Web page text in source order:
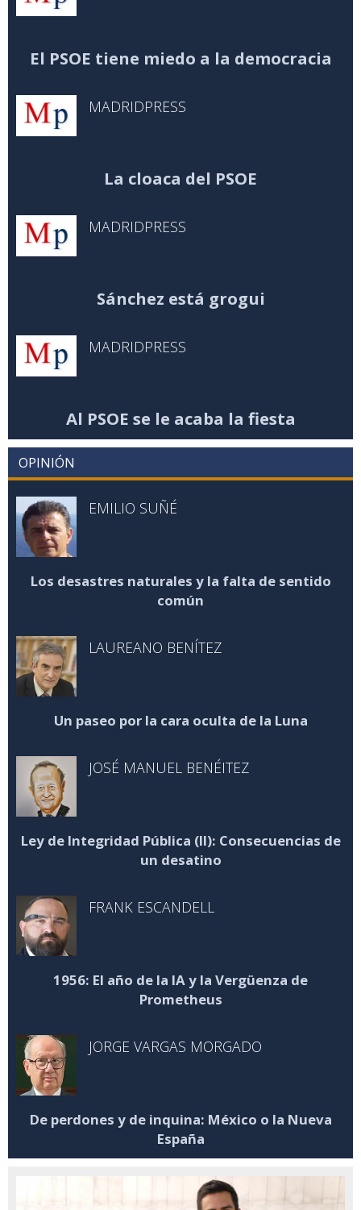
El PSOE tiene miedo a la democracia
MADRIDPRESS
La cloaca del PSOE
MADRIDPRESS
Sánchez está grogui
MADRIDPRESS
Al PSOE se le acaba la fiesta
OPINIÓN
EMILIO SUÑÉ
Los desastres naturales y la falta de sentido
común
LAUREANO BENÍTEZ
Un paseo por la cara oculta de la Luna
JOSÉ MANUEL BENÉITEZ
Ley de Integridad Pública (II): Consecuencias de
un desatino
FRANK ESCANDELL
1956: El año de la IA y la Vergüenza de
Prometheus
JORGE VARGAS MORGADO
De perdones y de inquina: México o la Nueva
España